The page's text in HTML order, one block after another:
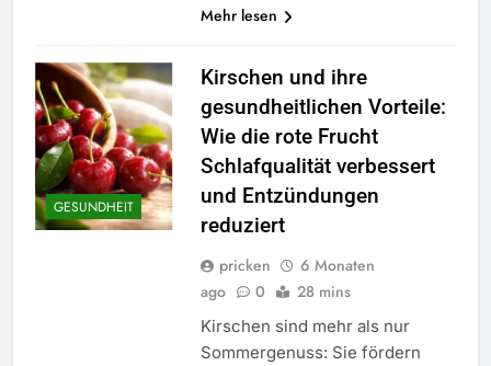
Mehr lesen
GESUNDHEIT
Kirschen und ihre
gesundheitlichen Vorteile:
Wie die rote Frucht
Schlafqualität verbessert
und Entzündungen
reduziert
pricken
6 Monaten
ago
0 28 mins
Kirschen sind mehr als nur
Sommergenuss: Sie fördern